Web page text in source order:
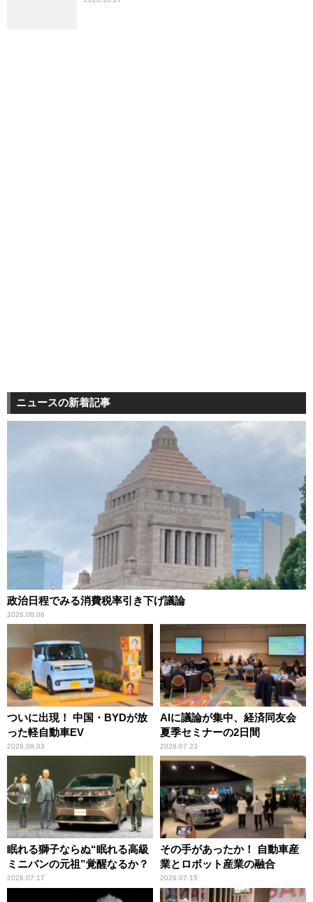
ニュースの新着記事
政治日程でみる消費税率引き下げ議論
2026.08.06
ついに出現！ 中国・BYDが放
った軽自動車EV
2026.08.03
AIに議論が集中、経済同友会
夏季セミナーの2日間
2026.07.23
眠れる獅子ならぬ“眠れる高級
ミニバンの元祖”覚醒なるか？
2026.07.17
その手があったか！ 自動車産
業とロボット産業の融合
2026.07.15